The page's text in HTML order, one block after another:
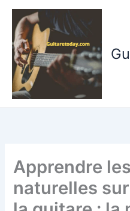
Aller
contenu
Apprendre
naturelles